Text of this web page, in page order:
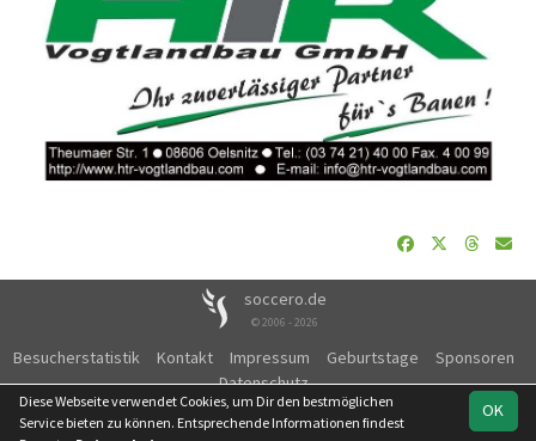
soccero.de
© 2006 - 2026
Besucherstatistik Kontakt Impressum Geburtstage
Sponsoren
Datenschutz
OK
Diese Webseite verwendet Cookies, um Dir den bestmöglichen
Service bieten zu können. Entsprechende Informationen findest